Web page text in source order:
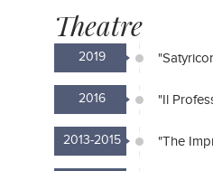
Theatre
2019
2016 "Il
2013-2015 "The